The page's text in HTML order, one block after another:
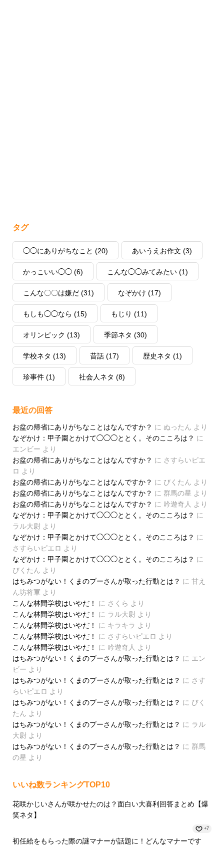
タグ
◯◯にありがちなこと (20) あいうえお作文 (3)
かっこいい◯◯(6) こんな◯◯みてみたい(1)
こんな〇〇は嫌だ(31) なぞかけ (17)
もしも◯◯なら (15) もじり (11)
オリンピック (13) 季節ネタ (30)
学校ネタ (13) 昔話(17) 歴史ネタ (1)
珍事件(1) 社会人ネタ (8)
最近の回答
お盆の帰省にありがちなことはなんですか？ に ぬったん より
なぞかけ：甲子園とかけて◯◯◯ととく。そのこころは？ に
エンビー より
お盆の帰省にありがちなことはなんですか？ に さすらいピエ
ロ より
お盆の帰省にありがちなことはなんですか？ に びくたん より
お盆の帰省にありがちなことはなんですか？ に 群馬の星 より
お盆の帰省にありがちなことはなんですか？ に 吟遊奇人 より
なぞかけ：甲子園とかけて◯◯◯ととく。そのこころは？ に
ラル大尉より
なぞかけ：甲子園とかけて◯◯◯ととく。そのこころは？ に
さすらいピエロ より
なぞかけ：甲子園とかけて◯◯◯ととく。そのこころは？ に
びくたん より
はちみつがない！くまのプーさんが取った行動とは？ に 甘え
ん坊将軍 より
こんな林間学校はいやだ！
に さくら より
こんな林間学校はいやだ！
に ラル大尉より
こんな林間学校はいやだ！
に キラキラ より
こんな林間学校はいやだ！
に さすらいピエロ より
こんな林間学校はいやだ！
に 吟遊奇人 より
はちみつがない！くまのプーさんが取った行動とは？ に エン
ビー より
はちみつがない！くまのプーさんが取った行動とは？ に さす
らいピエロ より
はちみつがない！くまのプーさんが取った行動とは？ に びく
たん より
はちみつがない！くまのプーさんが取った行動とは？ に ラル
大尉より
はちみつがない！くまのプーさんが取った行動とは？ に 群馬
の星 より
いいね数ランキングTOP10
花咲かじいさんが咲かせたのは？面白い大喜利回答まとめ【爆
笑ネタ】
+7
初任給をもらった際の謎マナーが話題に！どんなマナーです